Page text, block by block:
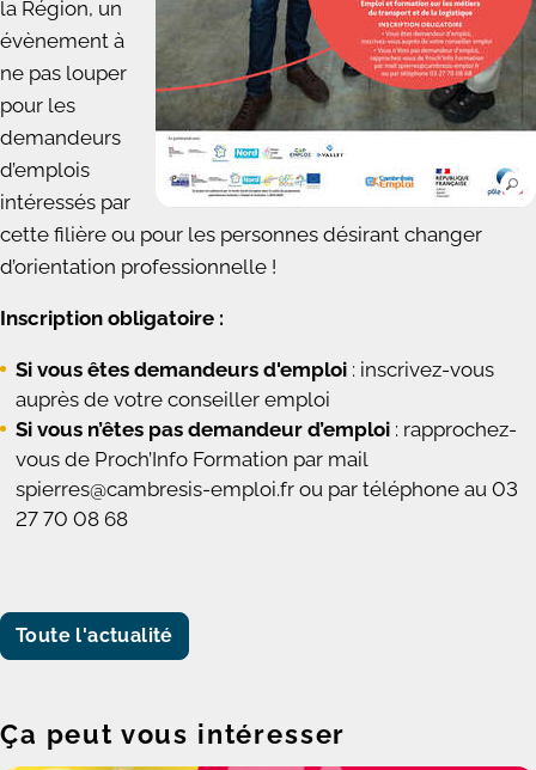
la Région, un
évènement à
ne pas louper
pour les
demandeurs
d’emplois
intéressés par
cette filière ou pour les personnes désirant changer
d’orientation professionnelle !
Inscription obligatoire :
Si vous êtes demandeurs d'emploi : inscrivez-vous
auprès de votre conseiller emploi
Si vous n’êtes pas demandeur d’emploi : rapprochez-
vous de Proch’Info Formation par mail
spierres@cambresis-emploi.fr ou par téléphone au 03
27 70 08 68
Toute l'actualité
Ça peut vous intéresser